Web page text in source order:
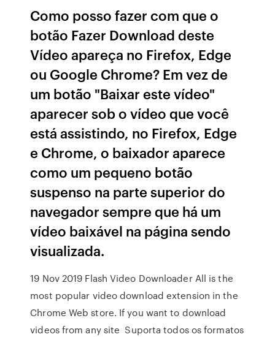
Como posso fazer com que o
botão Fazer Download deste
Vídeo apareça no Firefox, Edge
ou Google Chrome? Em vez de
um botão "Baixar este vídeo"
aparecer sob o vídeo que você
está assistindo, no Firefox, Edge
e Chrome, o baixador aparece
como um pequeno botão
suspenso na parte superior do
navegador sempre que há um
vídeo baixável na página sendo
visualizada.
19 Nov 2019 Flash Video Downloader All is the
most popular video download extension in the
Chrome Web store. If you want to download
videos from any site Suporta todos os formatos